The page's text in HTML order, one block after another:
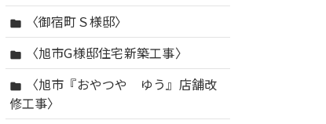
folder 〈御宿町Ｓ様邸〉
folder 〈旭市G様邸住宅新築工事〉
folder
〈旭市『おやつや ゆう』店舗改
修工事〉